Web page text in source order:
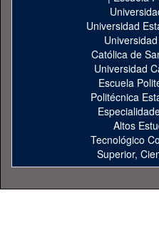
Universidad
Católica de
Universidad
Escuela
Politécnica
Altos
Tecnológico
Superior,